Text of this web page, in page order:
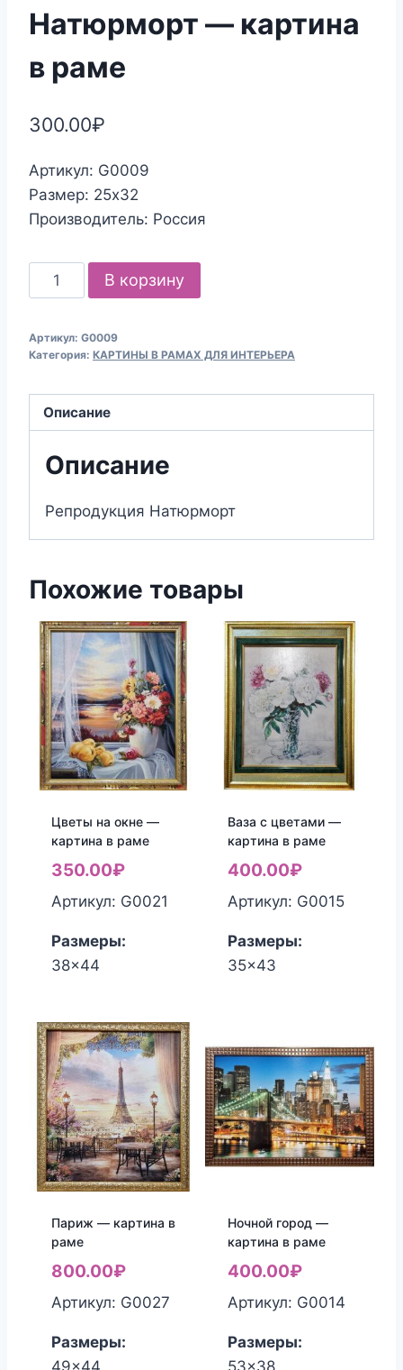
Натюрморт — картина
в раме
300.00₽
Артикул: G0009
Размер: 25х32
Производитель: Россия
Количество
товара
Натюрморт
картина
В корзину
Артикул: G0009
Категория: КАРТИНЫ В РАМАХ ДЛЯ ИНТЕРЬЕРА
Описание
Описание
Репродукция Натюрморт
Похожие товары
Цветы на окне —
картина в раме
350.00₽
Артикул: G0021
Размеры:
38x44
Ваза с цветами —
картина в раме
400.00₽
Артикул: G0015
Размеры:
35x43
Париж — картина в
раме
800.00₽
Артикул: G0027
Размеры:
49x44
Ночной город —
картина в раме
400.00₽
Артикул: G0014
Размеры:
53x38